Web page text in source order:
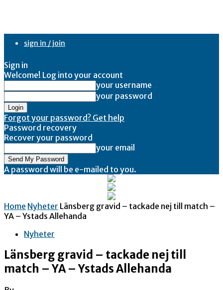
sign in / join
Sign in
Welcome! Log into your account
your username
your password
Forgot your password? Get help
Password recovery
Recover your password
your email
A password will be e-mailed to you.
Home Nyheter Länsberg gravid – tackade nej till match –
YA – Ystads Allehanda
Nyheter
Länsberg gravid – tackade nej till
match – YA – Ystads Allehanda